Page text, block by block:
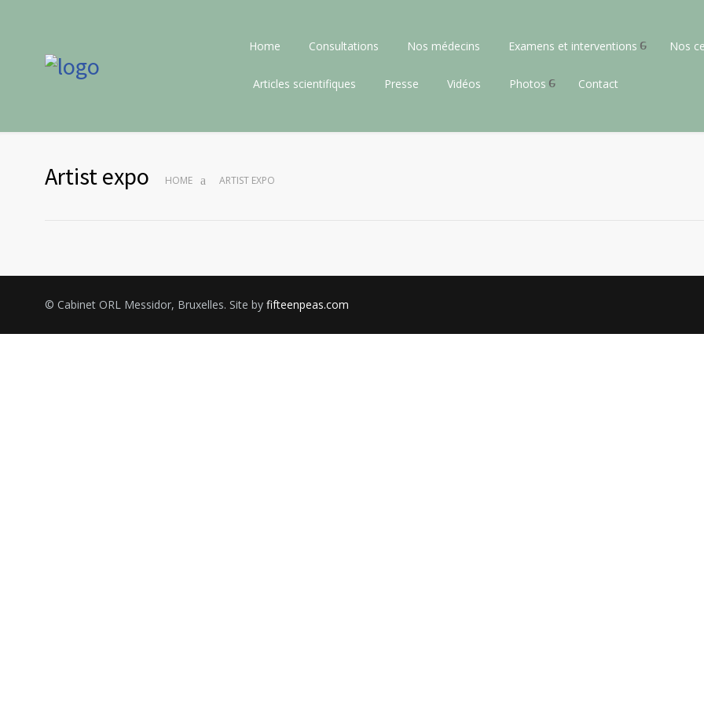
Home Consultations Nos médecins Examens et interventions Nos
Articles scientifiques Presse Vidéos Photos Contact
Artist expo HOME ARTIST EXPO
© Cabinet ORL Messidor, Bruxelles. Site by fifteenpeas.com